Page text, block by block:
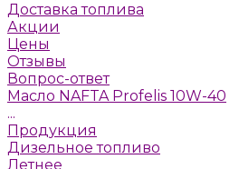
Доставка топлива
Акции
Цены
Отзывы
Вопрос-ответ
Масло NAFTA Profelis 10W-40
...
Продукция
Дизельное топливо
Летнее